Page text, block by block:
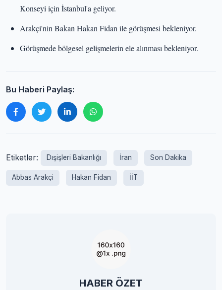
Konseyi için İstanbul'a geliyor.
Arakçi'nin Bakan Hakan Fidan ile görüşmesi bekleniyor.
Görüşmede bölgesel gelişmelerin ele alınması bekleniyor.
Bu Haberi Paylaş:
Etiketler: Dışişleri Bakanlığı İran Son Dakika
Abbas Arakçi Hakan Fidan İİT
HABER ÖZET